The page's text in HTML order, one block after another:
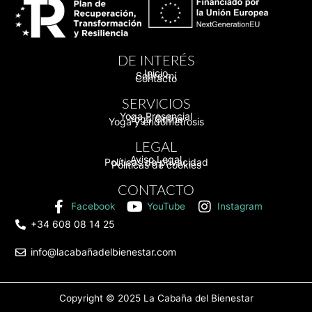
DE INTERÉS
Inicio
Sobre mí
Contacto
SERVICIOS
Yoga Presencial
Yoga Online
Yoga y endometrosis
LEGAL
Aviso Legal
Políticas de privacidad
Políticas de cookies
CONTACTO
Facebook YouTube Instagram
+34 608 08 14 25
info@lacabañadelbienestar.com
Copyright © 2025 La Cabaña del Bienestar